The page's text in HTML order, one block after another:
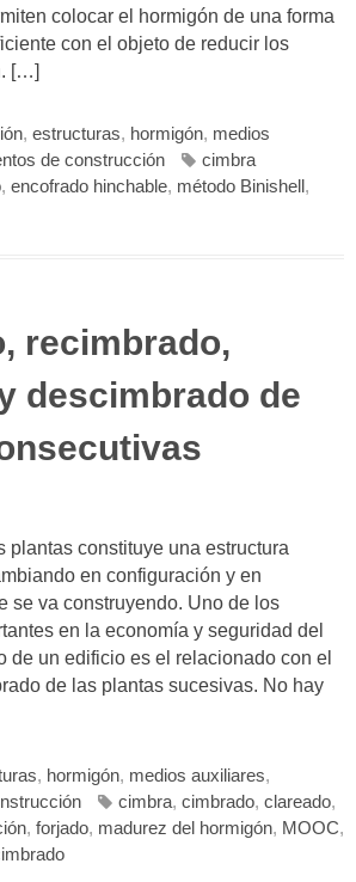
colocar el hormigón de una forma
con el objeto de reducir los
[…]
, estructuras, hormigón, medios
de construcción
cimbra
, encofrado hinchable, método Binishell ,
recimbrado,
descimbrado de
plantas constituye una estructura
en configuración y en
se va construyendo. Uno de los
en la economía y seguridad del
de un edificio es el relacionado con el
de las plantas sucesivas. No hay
, hormigón, medios auxiliares,
cimbra, cimbrado, clareado,
, forjado, madurez del hormigón, MOOC,